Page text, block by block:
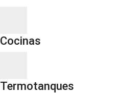
Cocinas
Termotanques